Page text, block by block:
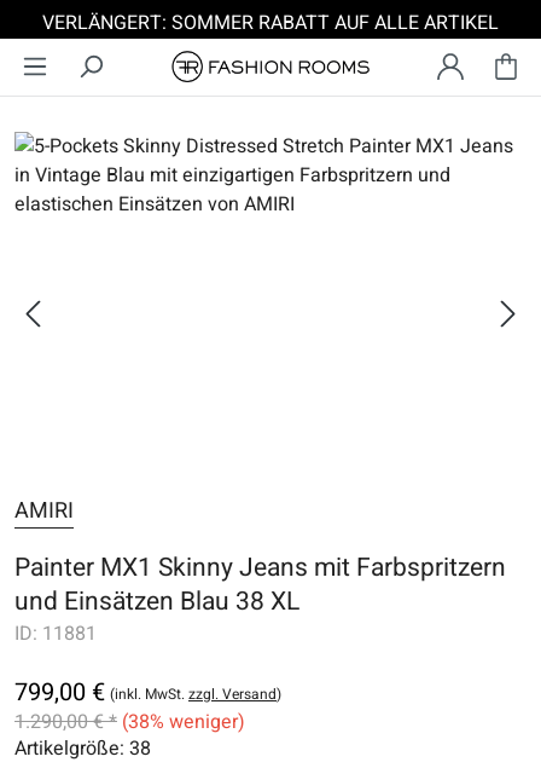
Zum Hauptinhalt springen
VERLÄNGERT: SOMMER RABATT AUF ALLE ARTIKEL
Bildergalerie überspringen
AMIRI
Painter MX1 Skinny Jeans mit Farbspritzern
und Einsätzen Blau 38 XL
ID: 11881
799,00 € (inkl. MwSt.zzgl. Versand)
1.290,00 € * (38% weniger)
Artikelgröße: 38